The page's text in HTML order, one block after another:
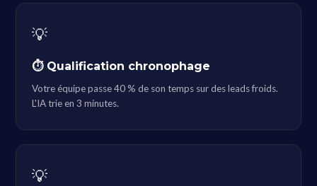
💡
⏱ Qualification chronophage
Votre équipe passe 40 % de son temps sur des leads froids.
L'IA trie en 3 minutes.
💡